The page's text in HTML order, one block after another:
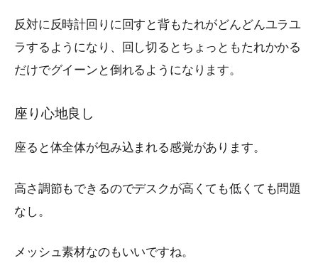
反対に反時計回りに回すと背もたれがどんどんユラユ
ラするようになり、回し切るとちょっともたれかかる
だけでグイーンと倒れるようになります。
座り心地良し
座ると体全体が包み込まれる感覚があります。
高さ調節もできるのでデスクが高くても低くても問題
なし。
メッシュ素材なのもいいですね。